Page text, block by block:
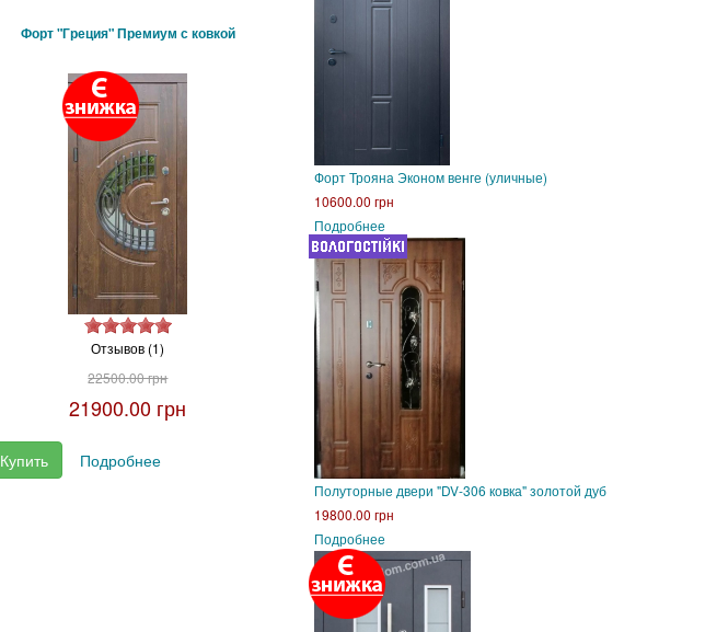
Форт "Греция" Премиум с ковкой
Отзывов (1)
22500.00 грн
21900.00 грн
Купить Подробнее
Форт Трояна Эконом венге (уличные)
10600.00 грн
Подробнее
Полуторные двери "DV-306 ковка" золотой дуб
19800.00 грн
Подробнее